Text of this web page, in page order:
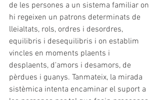
de les persones a un sistema familiar on
hi regeixen un patrons determinats de
lleialtats, rols, ordres i desordres,
equilibris i desequilibris i on establim
vincles en moments plaents i
desplaents, d'amors i desamors, de
pèrdues i guanys. Tanmateix, la mirada
sistèmica intenta encaminar el suport a